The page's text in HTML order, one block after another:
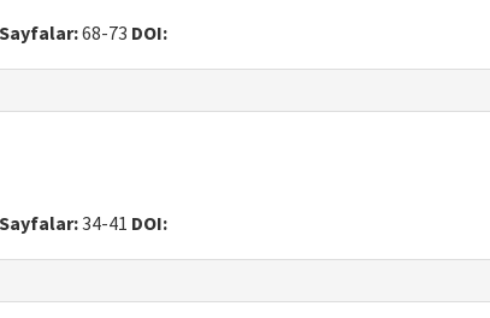
Sayfalar:68-73 DOI:
Sayfalar:34-41 DOI: